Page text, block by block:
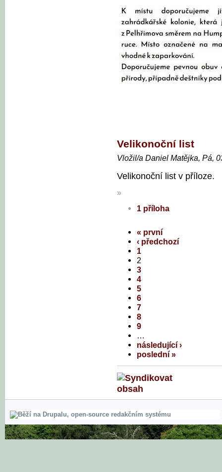
Velikonoční list
Vložil/a Daniel Matějka, Pá,
Velikonoční list v příloze.
»
1 příloha
« první
‹ předchozí
1
2
3
4
5
6
7
8
9
…
následující ›
poslední »